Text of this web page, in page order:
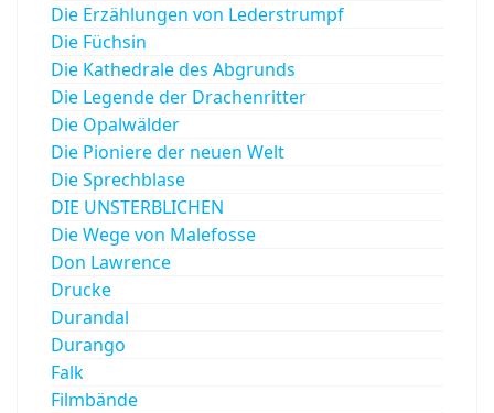
Die Erzählungen von Lederstrumpf
Die Füchsin
Die Kathedrale des Abgrunds
Die Legende der Drachenritter
Die Opalwälder
Die Pioniere der neuen Welt
Die Sprechblase
DIE UNSTERBLICHEN
Die Wege von Malefosse
Don Lawrence
Drucke
Durandal
Durango
Falk
Filmbände